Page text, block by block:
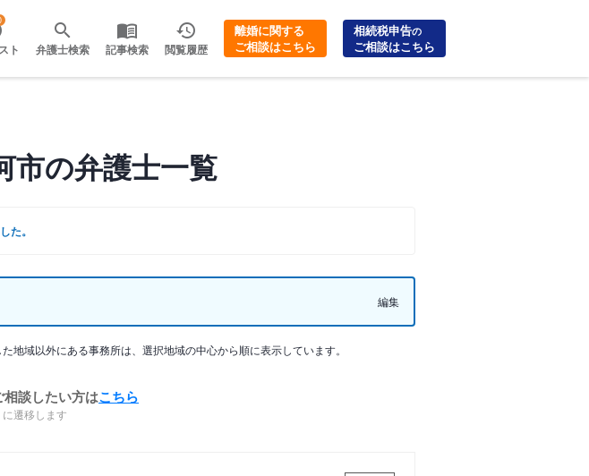
ト 弁護士検索 記事検索 閲覧履歴
離婚に関する
ご相談はこちら
相続税申告の
ご相談はこちら
市の弁護士一覧
た。
編集
域以外にある事務所は、選択地域の中心から順に表示しています。
談したい方はこちら
遷移します